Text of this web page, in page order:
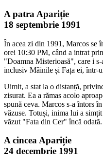
A patra Apariție
18 septembrie 1991
În acea zi din 1991, Marcos se
orei 10:30 PM, când a intrat
"Doamna Misterioasă", care i s-
inclusiv Mâinile și Fața ei, într-
Uimit, a stat la o distanță,
zisurat. Ea a rămas acolo
spună ceva. Marcos s-a întors
văzuse. Totuși, inima lui a
văzut "Fata din Cer" încă odată.
A cincea Apariție
24 decembrie 1991